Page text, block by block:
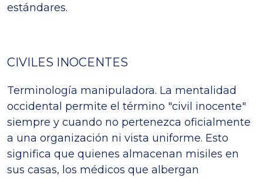
estándares.
CIVILES INOCENTES
Terminología manipuladora. La mentalidad
occidental permite el término "civil inocente"
siempre y cuando no pertenezca oficialmente
a una organización ni vista uniforme. Esto
significa que quienes almacenan misiles en
sus casas, los médicos que albergan